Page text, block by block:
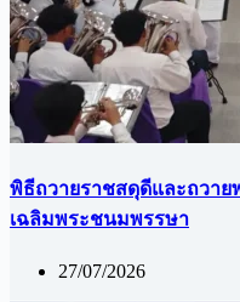
พิธีถวายราชสดุดีและถวาย
เฉลิมพระชนมพรรษา
27/07/2026